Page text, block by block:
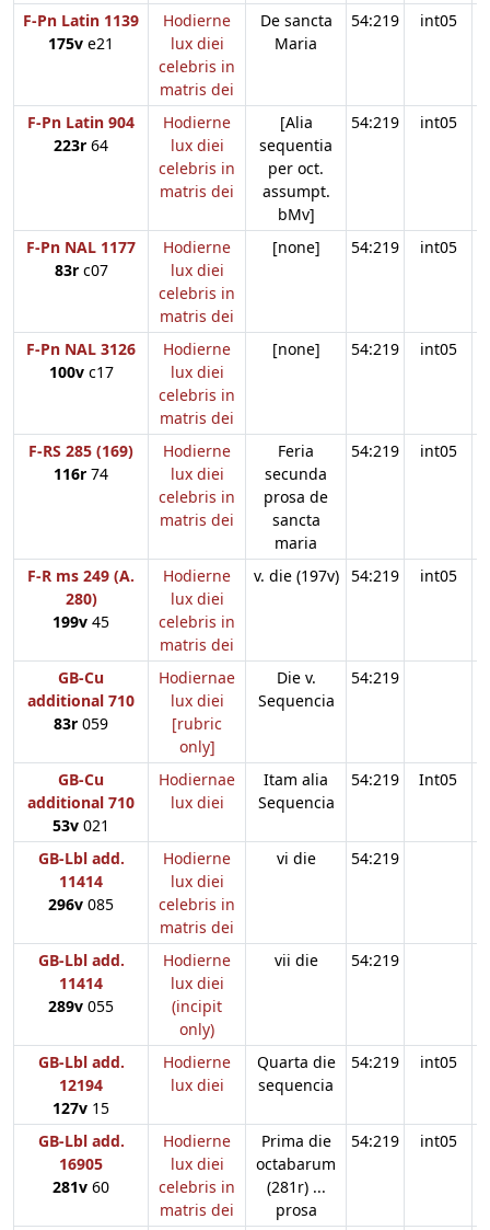
F-Pn Latin 1139
175v e21
Hodierne
lux diei
celebris in
matris dei
De sancta
Maria
54:219 int05
F-Pn Latin 904
223r 64
Hodierne
lux diei
celebris in
matris dei
[Alia
sequentia
per oct.
assumpt.
bMv]
54:219 int05
F-Pn NAL 1177
83rc07
Hodierne
lux diei
celebris in
matris dei
[none] 54:219 int05
F-Pn NAL 3126
100vc17
Hodierne
lux diei
celebris in
matris dei
[none] 54:219 int05
F-RS 285 (169)
116r 74
Hodierne
lux diei
celebris in
matris dei
Feria
secunda
prosa de
sancta
maria
54:219 int05
F-R ms 249 (A.
280)
199v 45
Hodierne
lux diei
celebris in
matris dei
v. die (197v) 54:219 int05
GB-Cu
additional 710
83r 059
Hodiernae
lux diei
[rubric
only]
Die v.
Sequencia
54:219
GB-Cu
additional 710
53v 021
Hodiernae
lux diei
Itam alia
Sequencia
54:219 Int05
GB-Lbl add.
11414
296v 085
Hodierne
lux diei
celebris in
matris dei
vi die 54:219
GB-Lbl add.
11414
289v 055
Hodierne
lux diei
(incipit
only)
vii die 54:219
GB-Lbl add.
12194
127v 15
Hodierne
lux diei
Quarta die
sequencia
54:219 int05
GB-Lbl add.
16905
281v 60
Hodierne
lux diei
celebris in
matris dei
Prima die
octabarum
(281r) ...
prosa
54:219 int05